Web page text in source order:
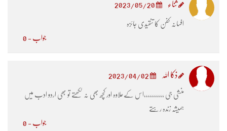
ثناء 2023/05/20
افسانہ کفن کا تنقیدی جائزہ
جواب - 0
ذکا اللہ 2023/04/02
منشی جی ،،،،،،،،،،اس کےعلاوہ اور کچھ بھی نہ لکھتے تو بھی اردو ادب میں
ہمیشہ زندہ رہتے
جواب - 0